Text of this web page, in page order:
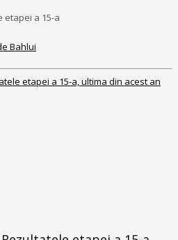
etapei a 15-a
Bahlui